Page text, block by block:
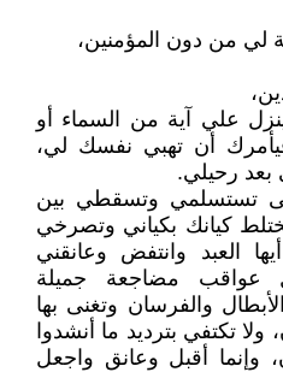
لي من دون المؤمنين،
علي آية من السماء أو
أن تهبي نفسك لي،
بعد رحيلي.
تستسلمي وتسقطي بين
كيانك بكياني وتصرخي
العبد وانتفض وعانقني
عواقب مضاجعة جميلة
والفرسان وتغنى بها
تكتفي بترديد ما أنشدوا
وإنما أقبل وعانق واجعل